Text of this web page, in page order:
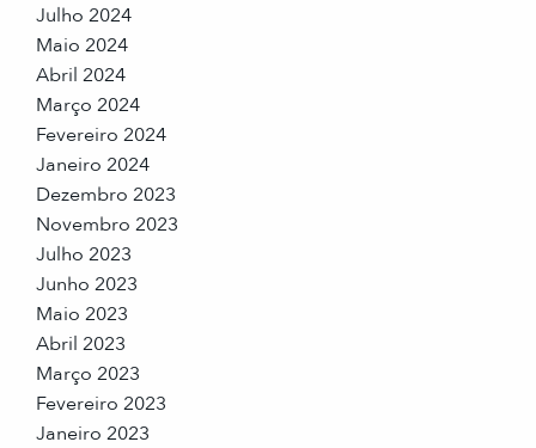
Julho 2024
Maio 2024
Abril 2024
Março 2024
Fevereiro 2024
Janeiro 2024
Dezembro 2023
Novembro 2023
Julho 2023
Junho 2023
Maio 2023
Abril 2023
Março 2023
Fevereiro 2023
Janeiro 2023